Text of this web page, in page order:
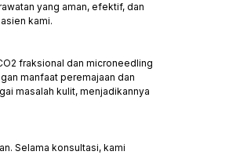
yang aman, efektif, dan
kami.
fraksional dan microneedling
manfaat peremajaan dan
masalah kulit, menjadikannya
Selama konsultasi, kami